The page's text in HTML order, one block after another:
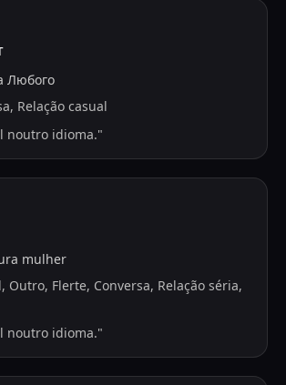
Любого
Relação casual
noutro idioma."
mulher
Outro, Flerte, Conversa, Relação séria,
noutro idioma."